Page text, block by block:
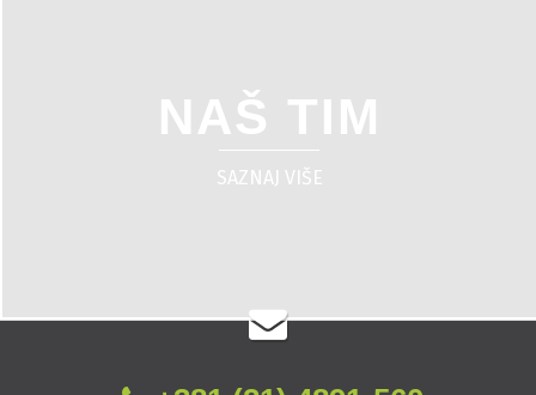
NAŠ TIM
SAZNAJ VIŠE